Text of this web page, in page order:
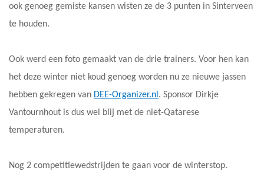
ook genoeg gemiste kansen wisten ze de 3 punten in Sinterveen
te houden.
Ook werd een foto gemaakt van de drie trainers. Voor hen kan
het deze winter niet koud genoeg worden nu ze nieuwe jassen
hebben gekregen van DEE-Organizer.nl. Sponsor Dirkje
Vantournhout is dus wel blij met de niet-Qatarese
temperaturen.
Nog 2 competitiewedstrijden te gaan voor de winterstop.